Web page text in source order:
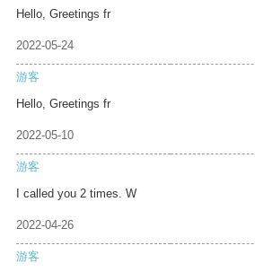
Hello, Greetings fr
2022-05-24
游客
Hello, Greetings fr
2022-05-10
游客
I called you 2 times. W
2022-04-26
游客